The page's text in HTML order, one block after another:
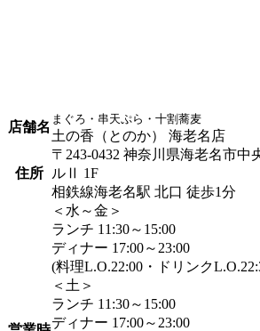
店舗名 まぐろ・串天ぷら・十割蕎麦
土の香（とのか） 海老名店
住所
〒243-0432 神奈川県海老名市中
ルⅡ 1F
相鉄線海老名駅 北口 徒歩1分
＜水～金＞
ランチ 11:30～15:00
ディナー 17:00～23:00
(料理L.O.22:00・ドリンク
＜土＞
ランチ 11:30～15:00
ディナー 17:00～23:00